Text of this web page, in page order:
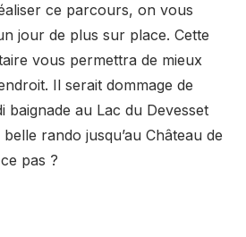
ce parcours, on vous
jour de plus sur place. Cette
vous permettra de mieux
Il serait dommage de
baignade au Lac du Devesset
rando jusqu’au Château de
pas ?